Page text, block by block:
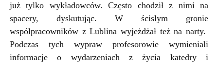
już tylko wykładowców. Często chodził z nimi na
spacery, dyskutując. W ścisłym gronie
współpracowników z Lublina wyjeżdżał też na narty.
Podczas tych wypraw profesorowie wymieniali
informacje o wydarzeniach z życia katedry i